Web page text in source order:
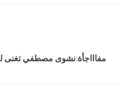
مفاااجأة:نشوى مصطفي تغنى